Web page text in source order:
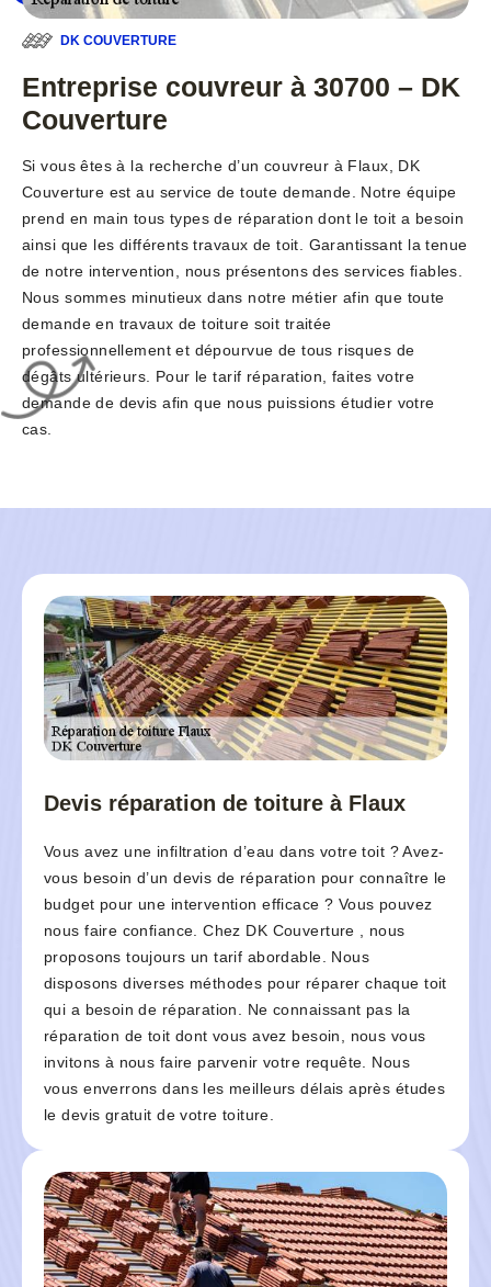
DK COUVERTURE
Entreprise couvreur à 30700 – DK
Couverture
Si vous êtes à la recherche d’un couvreur à Flaux, DK
Couverture est au service de toute demande. Notre équipe
prend en main tous types de réparation dont le toit a besoin
ainsi que les différents travaux de toit. Garantissant la tenue
de notre intervention, nous présentons des services fiables.
Nous sommes minutieux dans notre métier afin que toute
demande en travaux de toiture soit traitée
professionnellement et dépourvue de tous risques de
dégâts ultérieurs. Pour le tarif réparation, faites votre
demande de devis afin que nous puissions étudier votre
cas.
Devis réparation de toiture à Flaux
Vous avez une infiltration d’eau dans votre toit ? Avez-
vous besoin d’un devis de réparation pour connaître le
budget pour une intervention efficace ? Vous pouvez
nous faire confiance. Chez DK Couverture , nous
proposons toujours un tarif abordable. Nous
disposons diverses méthodes pour réparer chaque toit
qui a besoin de réparation. Ne connaissant pas la
réparation de toit dont vous avez besoin, nous vous
invitons à nous faire parvenir votre requête. Nous
vous enverrons dans les meilleurs délais après études
le devis gratuit de votre toiture.